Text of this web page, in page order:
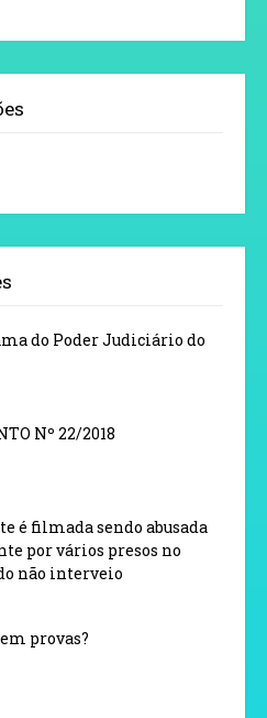
do Poder Judiciário do
Nº 22/2018
é filmada sendo abusada
por vários presos no
não interveio
provas?